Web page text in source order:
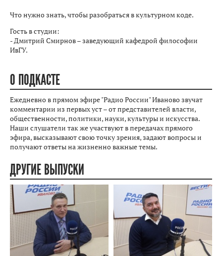
Что нужно знать, чтобы разобраться в культурном коде.
Гость в студии:
- Дмитрий Смирнов – заведующий кафедрой философии
ИвГУ.
О ПОДКАСТЕ
Ежедневно в прямом эфире "Радио России" Иваново звучат
комментарии из первых уст – от представителей власти,
общественности, политики, науки, культуры и искусства.
Наши слушатели так же участвуют в передачах прямого
эфира, высказывают свою точку зрения, задают вопросы и
получают ответы на жизненно важные темы.
ДРУГИЕ ВЫПУСКИ